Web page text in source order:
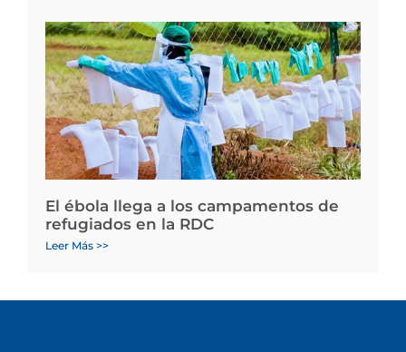
El ébola llega a los campamentos de
refugiados en la RDC
Leer Más >>